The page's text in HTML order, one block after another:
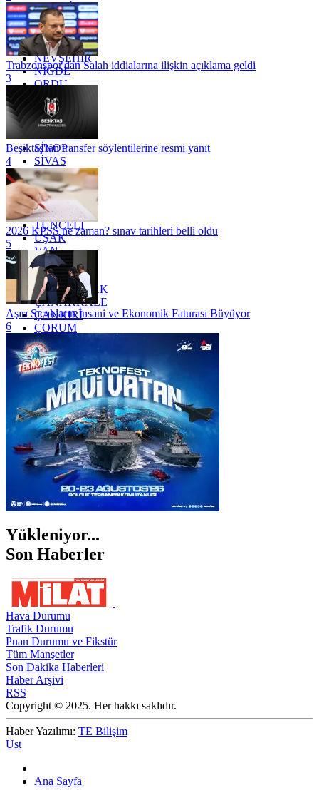
MARDİN
MERSİN
MUĞLA
MUŞ
NEVŞEHİR
NİĞDE
ORDU
OSMANİYE
RİZE
SAKARYA
SİNOP
SİVAS
SİİRT
TEKİRDAĞ
TOKAT
TRABZON
TUNCELİ
UŞAK
VAN
YALOVA
YOZGAT
ZONGULDAK
ÇANAKKALE
ÇANKIRI
ÇORUM
İSTANBUL
İZMİR
ŞANLIURFA
ŞIRNAK
Trabzonspor'dan Salah iddialarına ilişkin açıklama geldi
3
Beşiktaş'tan transfer söylentilerine resmi yanıt
4
2026 KPSS ne zaman? sınav tarihleri belli oldu
5
Aşırı Sıcakların İnsani ve Ekonomik Faturası Büyüyor
6
Yükleniyor...
Son Haberler
Hava Durumu
Trafik Durumu
Puan Durumu ve Fikstür
Tüm Manşetler
Son Dakika Haberleri
Haber Arşivi
RSS
Copyright © 2025. Her hakkı saklıdır.
Haber Yazılımı: TE Bilişim
Üst
Ana Sayfa